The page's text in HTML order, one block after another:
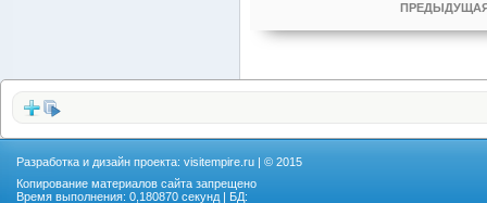
Разработка и дизайн проекта: visitempire.ru | © 2015
Копирование материалов сайта запрещено
Время выполнения: 0,180870 секунд | БД: